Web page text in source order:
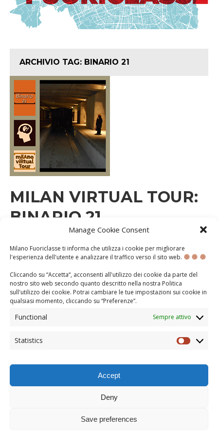
Manage Cookie Consent
Milano Fuoriclasse ti informa che utilizza i cookie per migliorare
l'esperienza dell'utente e analizzare il traffico verso il sito web.
Cliccando su “Accetta“, acconsenti all'utilizzo dei cookie da parte del
nostro sito web secondo quanto descritto nella nostra Politica
sull'utilizzo dei cookie. Potrai cambiare le tue impostazioni sui cookie in
qualsiasi momento, cliccando su “Preferenze”.
Functional Sempre attivo
Statistics
Accept
Deny
Save preferences
ARCHIVIO TAG: BINARIO 21
MILAN VIRTUAL TOUR:
BINARIO 21
A.S. 2020-2021 CONOSCENZA
1943, Stazione Centrale di Milano: dal binario 21
partirono ventitré treni diretti ad Auschwitz e ad altri
campi di concentramento. I vagoni originariamente
destinati al trasporto postale, vennero riempiti di
migliaia di persone perseguitate dagli occupanti
Gestapo, definì le destinazioni …
TORNA ALL'INZIO DELLA PAGINA
MILANO FUORICLASSE È UN PROGETTO DIPOLIS FOURICLASSE